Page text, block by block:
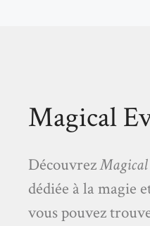
Magical
DécouvrezMagical
dédiée à la magie
vous pouvez